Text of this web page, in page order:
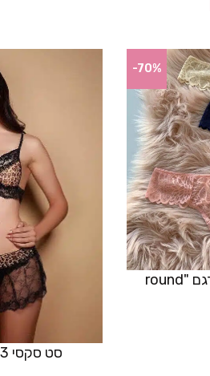
-70%
תחתון חוטיני תחרה דגם "round
סט סקסי 3 חלקים מנומר